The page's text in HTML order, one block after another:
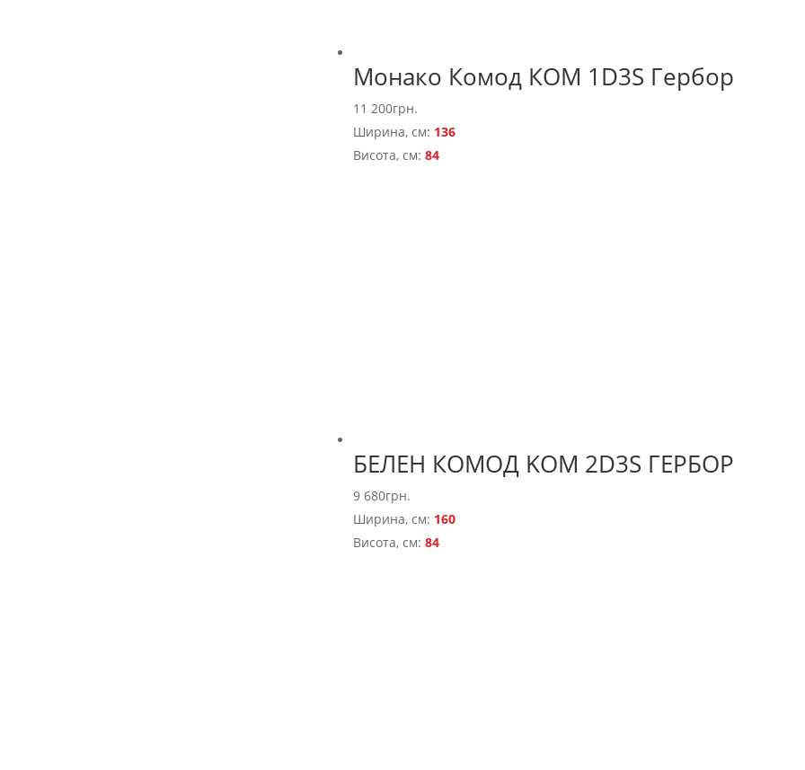
Монако Комод КОМ 1D3S Гербор
11 200грн.
Ширина, см: 136
Висота, см: 84
БЕЛЕН КОМОД KOM 2D3S ГЕРБОР
9 680грн.
Ширина, см: 160
Висота, см: 84